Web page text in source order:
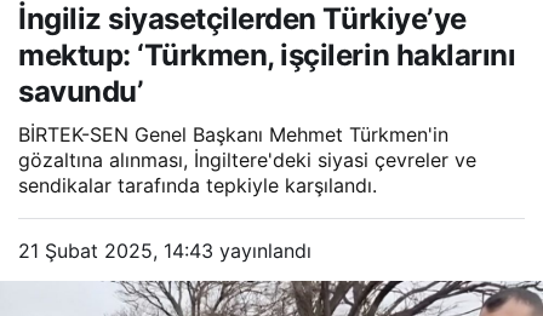
‘Türkmen, işçilerin haklarını
savundu’
İngiliz siyasetçilerden Türkiye’ye
mektup: ‘Türkmen, işçilerin haklarını
savundu’
BİRTEK-SEN Genel Başkanı Mehmet Türkmen'in
gözaltına alınması, İngiltere'deki siyasi çevreler ve
sendikalar tarafında tepkiyle karşılandı.
21 Şubat 2025, 14:43 yayınlandı